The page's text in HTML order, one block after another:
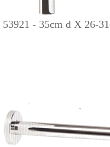
53921 - 35cm d X 26-